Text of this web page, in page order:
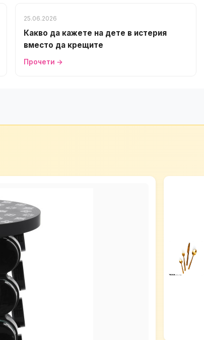
25.06.2026
Какво да кажете на дете в истерия
вместо да крещите
Прочети →